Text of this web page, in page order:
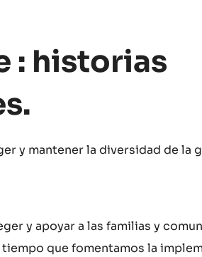
: historias
y mantener la diversidad de la
y apoyar a las familias y
que fomentamos la